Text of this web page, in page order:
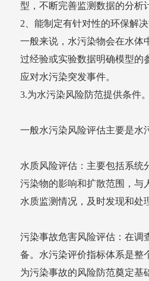
型，不断完善监测数据的分析
2、能制定有针对性的环保解决
一般来说，水污染物会在水体
过经验或实验数据明确模型的
应对水污染突发事件。
3.为水污染风险防范提供条件。
一般水污染风险评估主要是水
水质风险评估：主要包括系统
污染物的影响和扩散范围，与
水质监测情况，及时发现和处
污染事故危害风险评估：在调
备。水污染评价指标体系是整
为污染事故的风险防范奠定基